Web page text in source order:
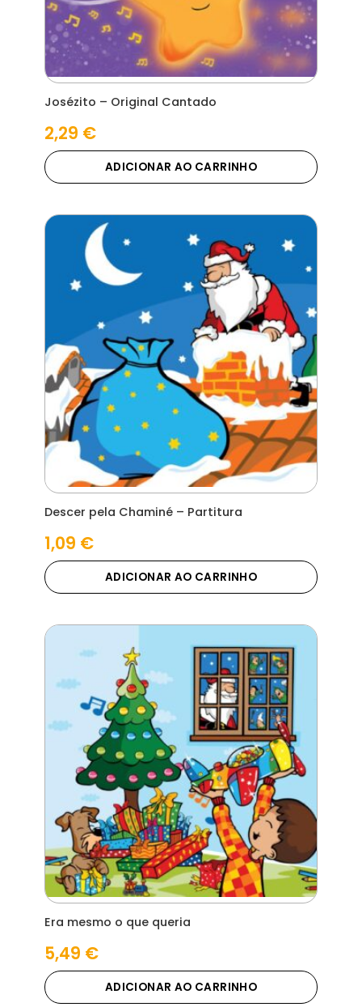
Josézito – Original Cantado
2,29 €
ADICIONAR AO CARRINHO
Descer pela Chaminé – Partitura
1,09 €
ADICIONAR AO CARRINHO
Era mesmo o que queria
5,49 €
ADICIONAR AO CARRINHO